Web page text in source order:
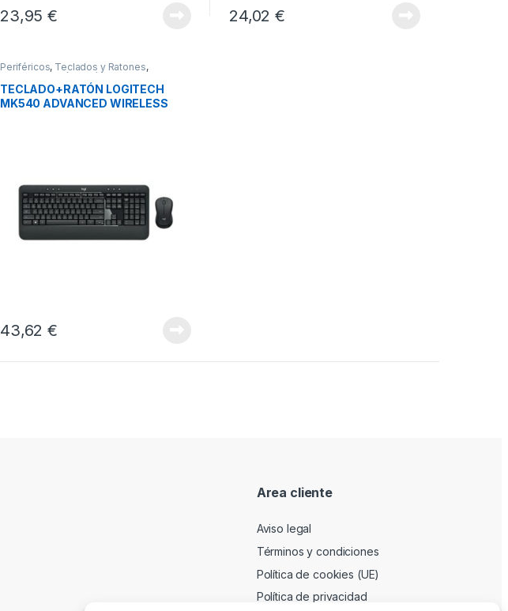
23,95€ 24,02€
Periféricos, Teclados y Ratones,
Teclados+Ratón Inalámbrico
TECLADO+RATÓN LOGITECH
MK540 ADVANCED WIRELESS
43,62€
Area cliente
Aviso legal
Términos y condiciones
Política de cookies (UE)
Política de privacidad